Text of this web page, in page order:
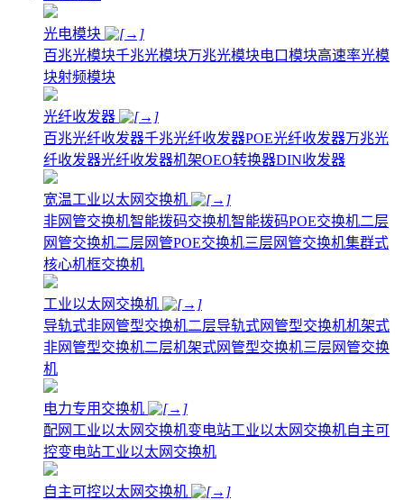
光电模块
百兆光模块千兆光模块万兆光模块电口模块高速率光模
块射频模块
光纤收发器
百兆光纤收发器千兆光纤收发器POE光纤收发器万兆光
纤收发器光纤收发器机架OEO转换器DIN收发器
宽温工业以太网交换机
非网管交换机智能拨码交换机智能拨码POE交换机二层
网管交换机二层网管POE交换机三层网管交换机集群式
核心机框交换机
工业以太网交换机
导轨式非网管型交换机二层导轨式网管型交换机机架式
非网管型交换机二层机架式网管型交换机三层网管交换
机
电力专用交换机
配网工业以太网交换机变电站工业以太网交换机自主可
控变电站工业以太网交换机
自主可控以太网交换机